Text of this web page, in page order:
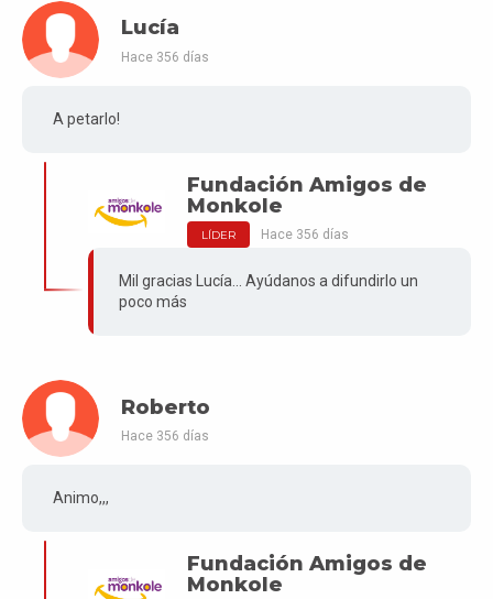
Lucía
Hace 356 días
A petarlo!
Fundación Amigos de
Monkole
LÍDER Hace 356 días
Mil gracias Lucía... Ayúdanos a difundirlo un
poco más
Roberto
Hace 356 días
Animo,,,
Fundación Amigos de
Monkole